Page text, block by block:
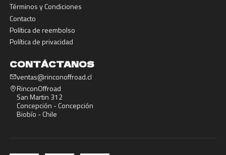
Términos y Condiciones
Contacto
Política de reembolso
Política de privacidad
CONTÁCTANOS
ventas@rinconoffroad.cl
RinconOffroad
San Martin 312
Concepción - Concepción
Biobío - Chile